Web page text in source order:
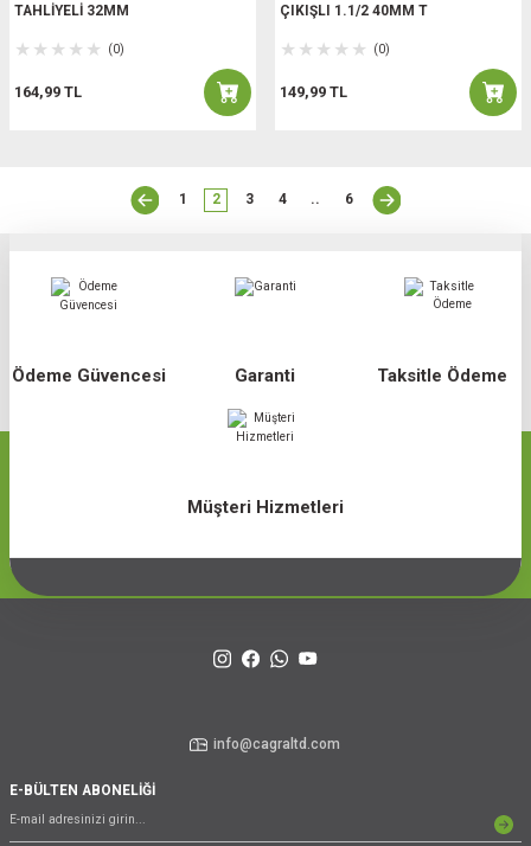
TAHLİYELİ 32MM
(0)
164,99 TL
ÇIKIŞLI 1.1/2 40MM T
(0)
149,99 TL
1 2 3 4 .. 6
Ödeme Güvencesi Garanti Taksitle Ödeme
Müşteri Hizmetleri
info@cagraltd.com
E-BÜLTEN ABONELİĞİ